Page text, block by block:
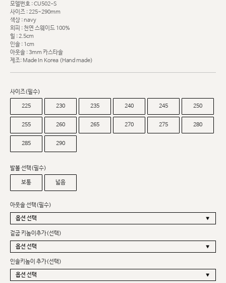
모델번호 : CU502-S
사이즈 : 225~290mm
색상 : navy
외피 : 천연 스웨이드 100%
힐 : 2.5cm
인솔 : 1cm
아웃솔 : 3mm 카스타솔
제조: Made In Korea (Hand made)
사이즈(필수)
225 230 235 240 245 250
255 260 265 270 275 280
285 290
발볼 선택(필수)
보통 넓음
아웃솔 선택(필수)
겉굽 키높이추가(선택)
인솔키높이 추가(선택)